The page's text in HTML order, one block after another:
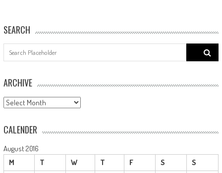
SEARCH
Search
for:
ARCHIVE
ARCHIVE
CALENDER
August 2016
M
T W T F S S